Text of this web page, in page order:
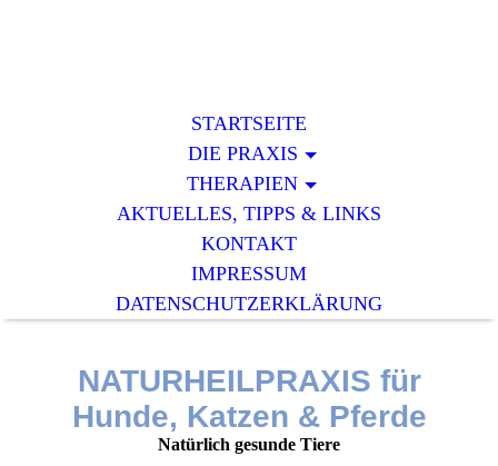
STARTSEITE
DIE PRAXIS
THERAPIEN
AKTUELLES, TIPPS & LINKS
KONTAKT
IMPRESSUM
DATENSCHUTZERKLÄRUNG
NATURHEILPRAXIS für
Hunde, Katzen & Pferde
Natürlich gesunde Tiere